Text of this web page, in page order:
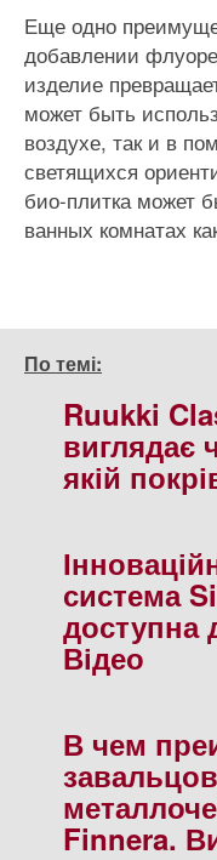
Еще одно
добавлении
изделие
может быть
воздухе, так и в
светящихся
био-плитка может
ванных комнатах
По темі:
Ruukki
виглядає
якій
система
доступна
Відео
В чем
Finnera.